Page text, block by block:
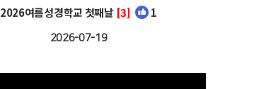
2026여름성경학교 첫째날 [3] 1
2026-07-19